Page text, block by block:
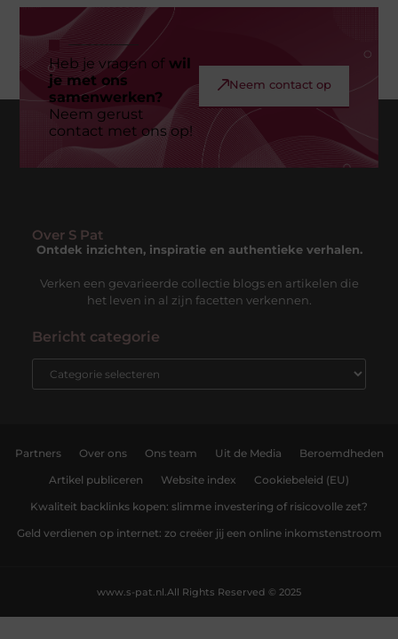
Heb je vragen ofwil
je met ons
samenwerken?
Neem gerust
contact met ons op!
Neem contact op
Over S Pat
Ontdek inzichten, inspiratie en authentieke verhalen.
Verken een gevarieerde collectie blogs en artikelen die
het leven in al zijn facetten verkennen.
Bericht categorie
Partners Over ons Ons team Uit de Media Beroemdheden
Artikel publiceren Website index Cookiebeleid (EU)
Kwaliteit backlinks kopen: slimme investering of risicovolle zet?
Geld verdienen op internet: zo creëer jij een online inkomstenstroom
All Rights Reserved © 2025
www.s-pat.nl.